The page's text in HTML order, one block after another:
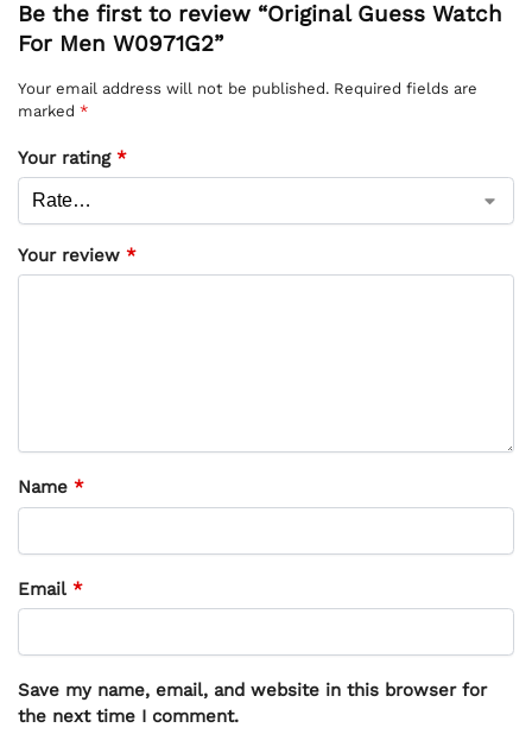
Be the first to review “Original Guess Watch
For Men W0971G2”
Your email address will not be published. Required fields are
marked *
Your rating *
Your review *
Name *
Email *
Save my name, email, and website in this browser for
the next time I comment.